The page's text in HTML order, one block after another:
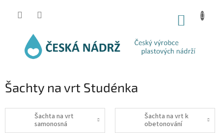
Šachty na vrt Studénka
Šachta na vrt
samonosná
Šachta na vrt k
obetonování